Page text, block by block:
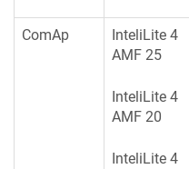
ComAp
InteliLite 4
AMF 25
InteliLite 4
AMF 20
InteliLite 4